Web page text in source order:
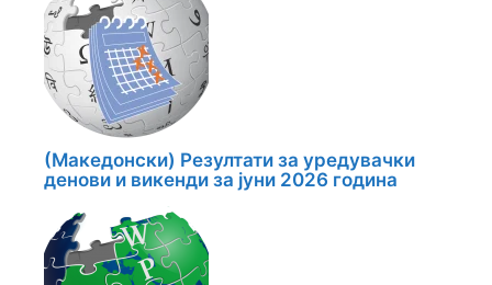
(Македонски) Резултати за уредувачки
денови и викенди за јуни 2026 година